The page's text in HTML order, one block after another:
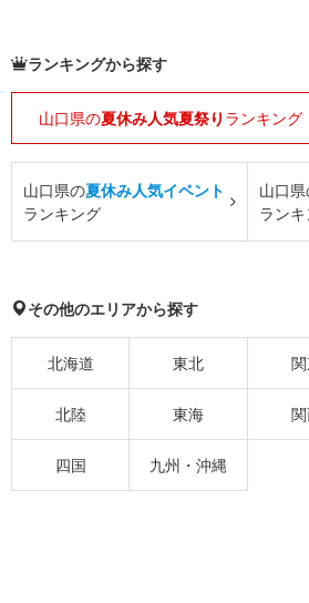
ランキングから探す
山口県の夏休み人気夏祭り ランキング
山口県の夏休み人気イベント
ランキング
山口
ラン
その他のエリアから探す
北海道 東北
北陸 東海
四国 九州・沖縄